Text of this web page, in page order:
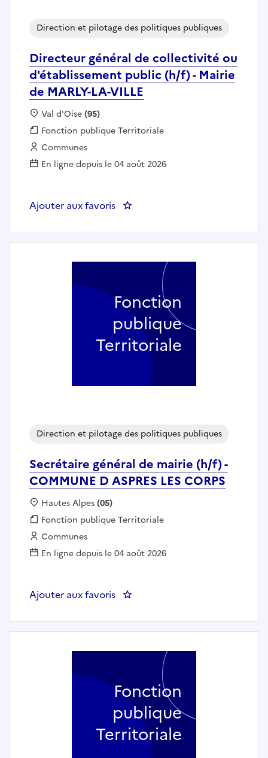
Directeur général de collectivité ou
d'établissement public (h/f) - Mairie
de MARLY-LA-VILLE
Direction et pilotage des politiques publiques
Localisation :
Val d'Oise(95)
Fonction publique :
Fonction publique Territoriale
Employeur :
Communes
En ligne depuis le 04 août 2026
Ajouter aux favoris : Directeur général de
Secrétaire général de mairie (h/f) -
COMMUNE D ASPRES LES CORPS
Direction et pilotage des politiques publiques
Localisation :
Hautes Alpes(05)
Fonction publique :
Fonction publique Territoriale
Employeur :
Communes
En ligne depuis le 04 août 2026
Ajouter aux favoris : Secrétaire général de mairie (h/
Fonction
publique
Territoriale
Fonction
publique
Territoriale